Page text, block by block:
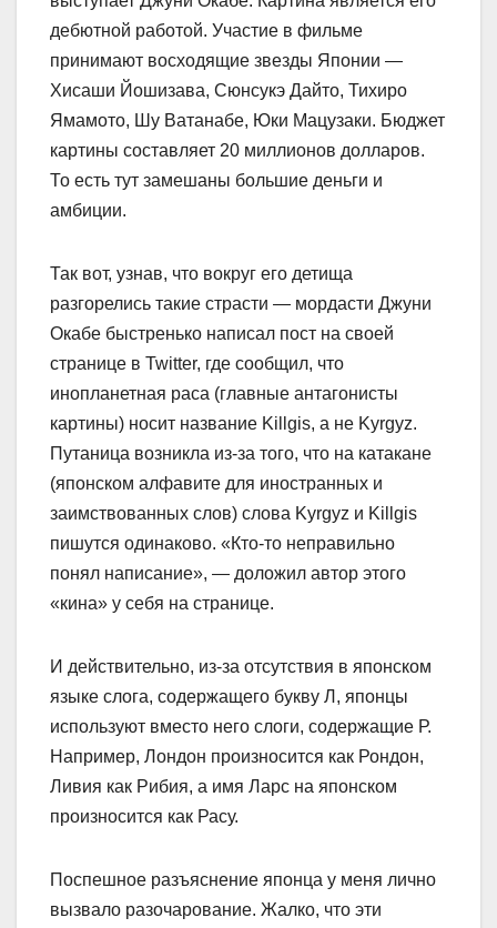
дебютной работой. Участие в фильме
принимают восходящие звезды Японии —
Хисаши Йошизава, Сюнсукэ Дайто, Тихиро
Ямамото, Шу Ватанабе, Юки Мацузаки. Бюджет
картины составляет 20 миллионов долларов.
То есть тут замешаны большие деньги и
амбиции.
Так вот, узнав, что вокруг его детища
разгорелись такие страсти — мордасти Джуни
Окабе быстренько написал пост на своей
странице в Twitter, где сообщил, что
инопланетная раса (главные антагонисты
картины) носит название Killgis, а не Kyrgyz.
Путаница возникла из-за того, что на катакане
(японском алфавите для иностранных и
заимствованных слов) слова Kyrgyz и Killgis
пишутся одинаково. «Кто-то неправильно
понял написание», — доложил автор этого
«кина» у себя на странице.
И действительно, из-за отсутствия в японском
языке слога, содержащего букву Л, японцы
используют вместо него слоги, содержащие Р.
Например, Лондон произносится как Рондон,
Ливия как Рибия, а имя Ларс на японском
произносится как Расу.
Поспешное разъяснение японца у меня лично
вызвало разочарование. Жалко, что эти